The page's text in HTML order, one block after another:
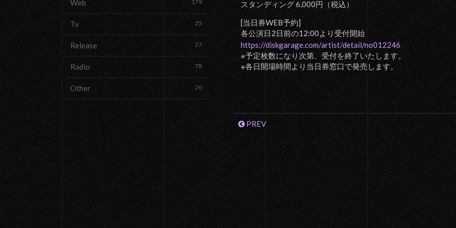
Web 179
Tv 25
Release 27
Radio 78
Other 20
スタンディング 6,000円（税込）
[当日券WEB予約]
各公演日2日前の12:00より受付開始
https://diskgarage.com/artist/detail/no012246
※予定枚数になり次第、受付を終了いたします。
※各日開場時間より当日券窓口で発売します。
PREV